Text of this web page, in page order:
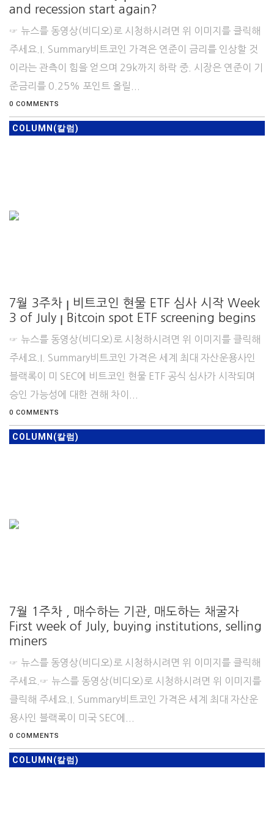
and recession start again?
☞ 뉴스를 동영상(비디오)로 시청하시려면 위 이미지를 클릭해
주세요.I. Summary비트코인 가격은 연준이 금리를 인상할 것
이라는 관측이 힘을 얻으며 29k까지 하락 중. 시장은 연준이 기
준금리를 0.25% 포인트 올릴...
0 COMMENTS
COLUMN(칼럼)
7월 3주차 ꞁ 비트코인 현물 ETF 심사 시작 Week
3 of July ꞁ Bitcoin spot ETF screening begins
☞ 뉴스를 동영상(비디오)로 시청하시려면 위 이미지를 클릭해
주세요.I. Summary비트코인 가격은 세계 최대 자산운용사인
블랙록이 미 SEC에 비트코인 현물 ETF 공식 심사가 시작되며
승인 가능성에 대한 견해 차이...
0 COMMENTS
COLUMN(칼럼)
7월 1주차 , 매수하는 기관, 매도하는 채굴자
First week of July, buying institutions, selling
miners
☞ 뉴스를 동영상(비디오)로 시청하시려면 위 이미지를 클릭해
주세요.☞ 뉴스를 동영상(비디오)로 시청하시려면 위 이미지를
클릭해 주세요.I. Summary비트코인 가격은 세계 최대 자산운
용사인 블랙록이 미국 SEC에...
0 COMMENTS
COLUMN(칼럼)